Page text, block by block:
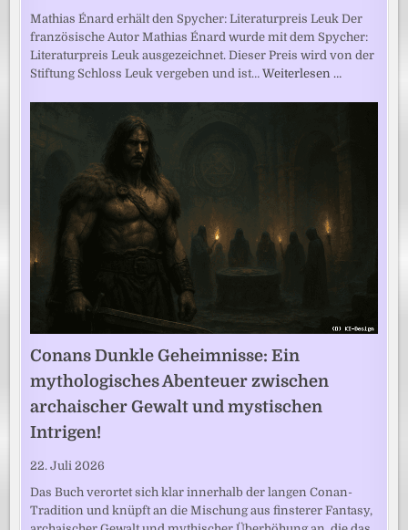
Mathias Énard erhält den Spycher: Literaturpreis Leuk Der
französische Autor Mathias Énard wurde mit dem Spycher:
Literaturpreis Leuk ausgezeichnet. Dieser Preis wird von der
Stiftung Schloss Leuk vergeben und ist…Weiterlesen …
Conans Dunkle Geheimnisse: Ein
mythologisches Abenteuer zwischen
archaischer Gewalt und mystischen
Intrigen!
22. Juli 2026
Das Buch verortet sich klar innerhalb der langen Conan-
Tradition und knüpft an die Mischung aus finsterer Fantasy,